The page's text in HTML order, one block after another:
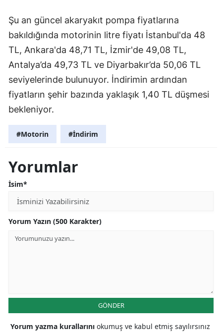
Şu an güncel akaryakıt pompa fiyatlarına
bakıldığında motorinin litre fiyatı İstanbul'da 48
TL, Ankara'da 48,71 TL, İzmir'de 49,08 TL,
Antalya’da 49,73 TL ve Diyarbakır’da 50,06 TL
seviyelerinde bulunuyor. İndirimin ardından
fiyatların şehir bazında yaklaşık 1,40 TL düşmesi
bekleniyor.
#Motorin #İndirim
Yorumlar
İsim*
Yorum Yazın (500 Karakter)
GÖNDER
Yorum yazma kurallarını okumuş ve kabul etmiş sayılırsınız